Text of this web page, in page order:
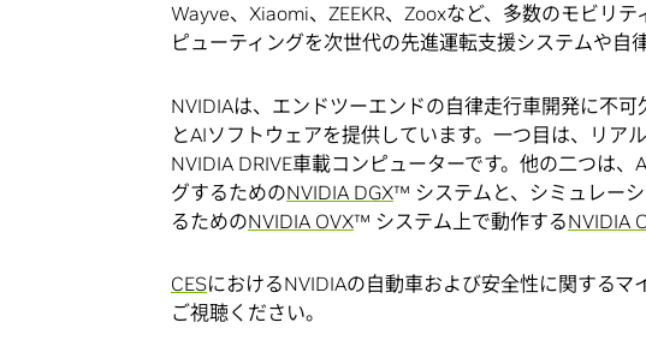
Wayve、Xiaomi、ZEEKR、Zooxなど、多数のモビリ
ピューティングを次世代の先進運転支援システムや自
NVIDIAは、エンドツーエンドの自律走行車開発に不
とAIソフトウェアを提供しています。一つ目は、リア
NVIDIA DRIVE車載コンピューターです。他の二つは
グするためのNVIDIA DGX™ システムと、シミュレー
るためのNVIDIA OVX™ システム上で動作するNVIDIA
CESにおけるNVIDIAの自動車および安全性に関するマ
ご視聴ください。